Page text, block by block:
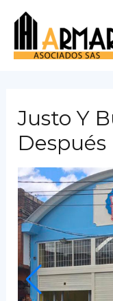
contenido
Justo Y
Después